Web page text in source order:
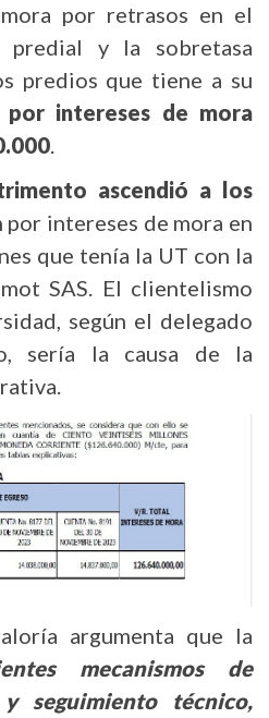
por retrasos en el
predial y la sobretasa
predios que tiene a su
por intereses de mora
.
ascendió a los
por intereses de mora en
que tenía la UT con la
SAS. El clientelismo
según el delegado
sería la causa de la
argumenta que la
mecanismos de
seguimiento técnico,